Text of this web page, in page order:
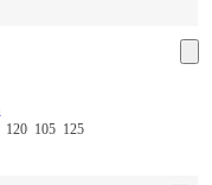
120 105 125